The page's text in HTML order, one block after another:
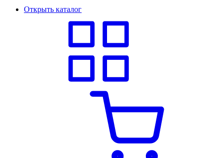
Открыть каталог